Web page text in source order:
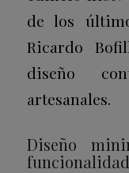
de los
Ricardo
diseño
artesanales.
Diseño
funcionalidad